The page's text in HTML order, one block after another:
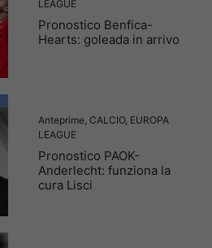
LEAGUE
Pronostico Benfica-
Hearts: goleada in arrivo
Anteprime, CALCIO, EUROPA
LEAGUE
Pronostico PAOK-
Anderlecht: funziona la
cura Lisci